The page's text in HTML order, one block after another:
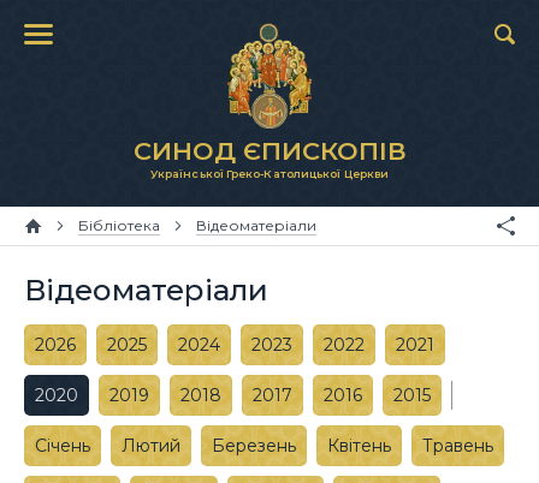
СИНОД ЄПИСКОПІВ
Української Греко-Католицької Церкви
Бібліотека Відеоматеріали
Відеоматеріали
2026 2025 2024 2023 2022 2021
2020 2019 2018 2017 2016 2015
Січень Лютий Березень Квітень Травень